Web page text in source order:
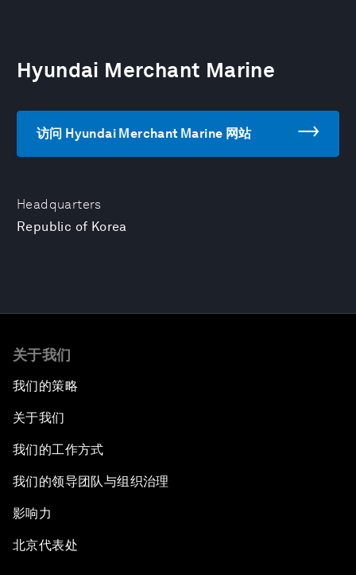
Headquarters
Republic of Korea
Hyundai Merchant Marine
访问 Hyundai Merchant Marine 网站
关于我们
我们的策略
关于我们
我们的工作方式
我们的领导团队与组织治理
影响力
北京代表处